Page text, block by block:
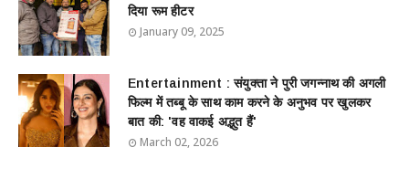
दिया रूम हीटर
January 09, 2025
Entertainment : ​संयुक्ता ने पुरी जगन्नाथ की अगली
फिल्म में तब्बू के साथ काम करने के अनुभव पर खुलकर
बात की: 'वह वाकई अद्भुत हैं'
March 02, 2026